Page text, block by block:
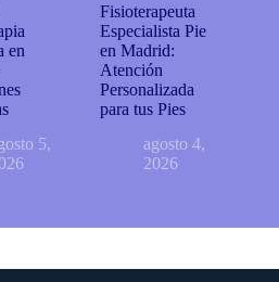
en
5,
Fisioterapeuta
Especialista Pie
en Madrid:
Atención
Personalizada
para tus Pies
agosto 4,
2026